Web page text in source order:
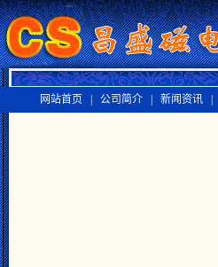
网站首页 | 公司简介 | 新闻资讯 |